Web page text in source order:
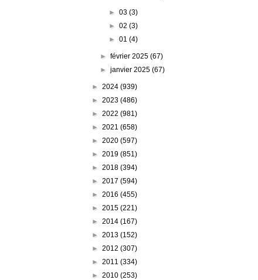
► 03 (3)
► 02 (3)
► 01 (4)
►février 2025(67)
►janvier 2025(67)
► 2024 (939)
► 2023 (486)
► 2022 (981)
► 2021 (658)
► 2020 (597)
► 2019 (851)
► 2018 (394)
► 2017 (594)
► 2016 (455)
► 2015 (221)
► 2014 (167)
► 2013 (152)
► 2012 (307)
► 2011 (334)
► 2010 (253)